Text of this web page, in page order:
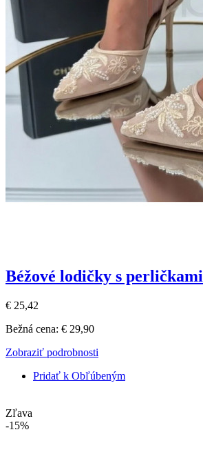
Béžové lodičky s perličkami
€ 25,42
Bežná cena: € 29,90
Zobraziť podrobnosti
Pridať k Obľúbeným
Zľava
-15%